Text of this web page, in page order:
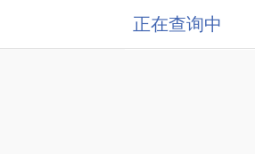
正在查询中